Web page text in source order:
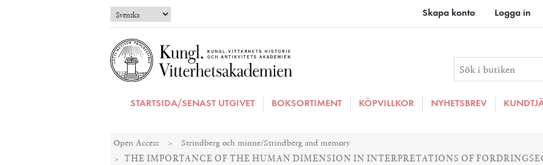
Skapa konto Logga in
STARTSIDA/SENAST UTGIVET BOKSORTIMENT KÖPVILLKOR NYHETSBREV
Open Access
Strindberg och minne/Strindberg and memory
THE IMPORTANCE OF THE HUMAN DIMENSION IN INTERPRETATIONS OF